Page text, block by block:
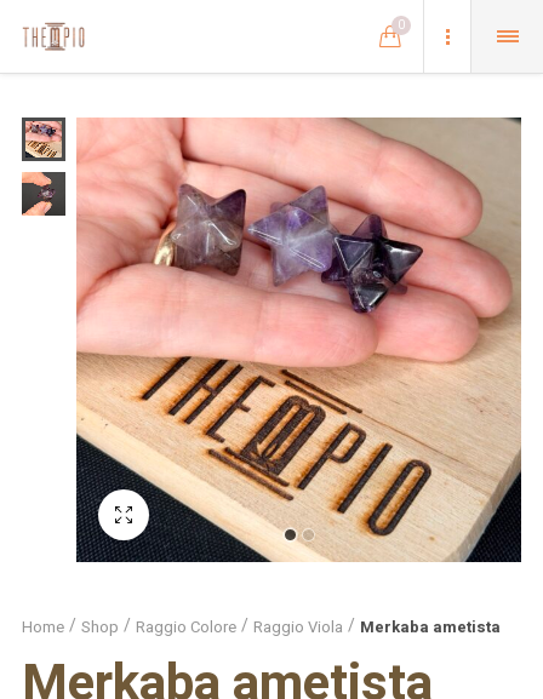
0
Schermo intero
Home Shop Raggio Colore Raggio Viola Merkaba ametista